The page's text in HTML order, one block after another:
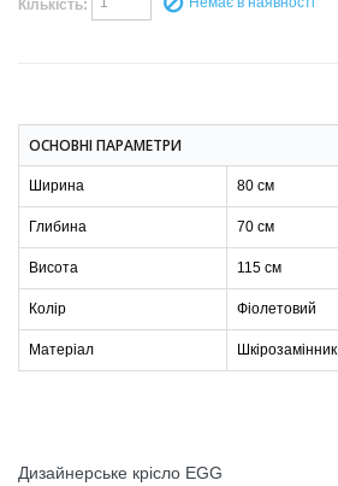
Кількість:
ОСНОВНІ ПАРАМЕТРИ
Ширина 80 см
Глибина 70 см
Висота 115 см
Колір Фіолетовий
Матеріал Шкірозамінник
Дизайнерське крісло EGG